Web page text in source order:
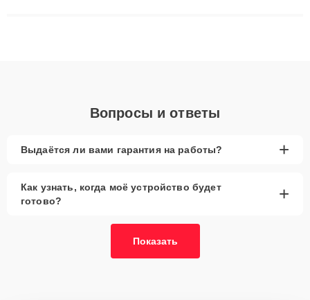
Вопросы и ответы
Выдаётся ли вами гарантия на работы? +
Как узнать, когда моё устройство будет
готово?
+
Показать